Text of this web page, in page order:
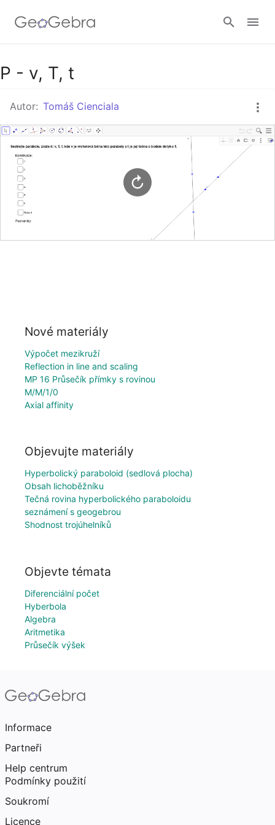
Google Classroom
GeoGebra Třída
P - v, T, t
Autor: Tomáš Cienciala
Nové materiály
Výpočet mezikruží
Reflection in line and scaling
MP 16 Průsečík přímky s rovinou
M/M/1/0
Axial affinity
Objevujte materiály
Hyperbolický paraboloid (sedlová plocha)
Obsah lichoběžníku
Tečná rovina hyperbolického paraboloidu
seznámení s geogebrou
Shodnost trojúhelníků
Objevte témata
Diferenciální počet
Hyberbola
Algebra
Aritmetika
Průsečík výšek
Informace
Partneři
Help centrum
Podmínky použití
Soukromí
Licence